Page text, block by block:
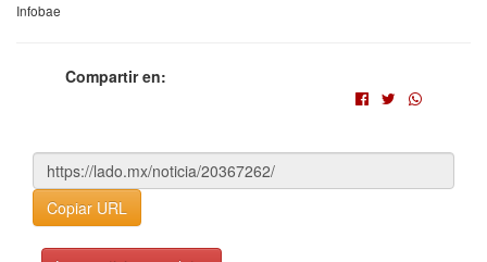
Infobae
Compartir en:
Copiar URL